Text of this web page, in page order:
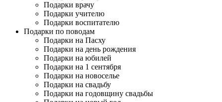
Подарки врачу
Подарки учителю
Подарки воспитателю
Подарки по поводам
Подарки на Пасху
Подарки на день рождения
Подарки на юбилей
Подарки на 1 сентября
Подарки на новоселье
Подарки на свадьбу
Подарки на годовщину свадьбы